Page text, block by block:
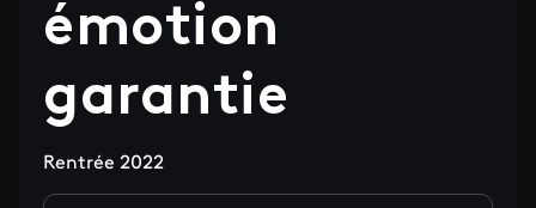
émotion
garantie
Rentrée 2022